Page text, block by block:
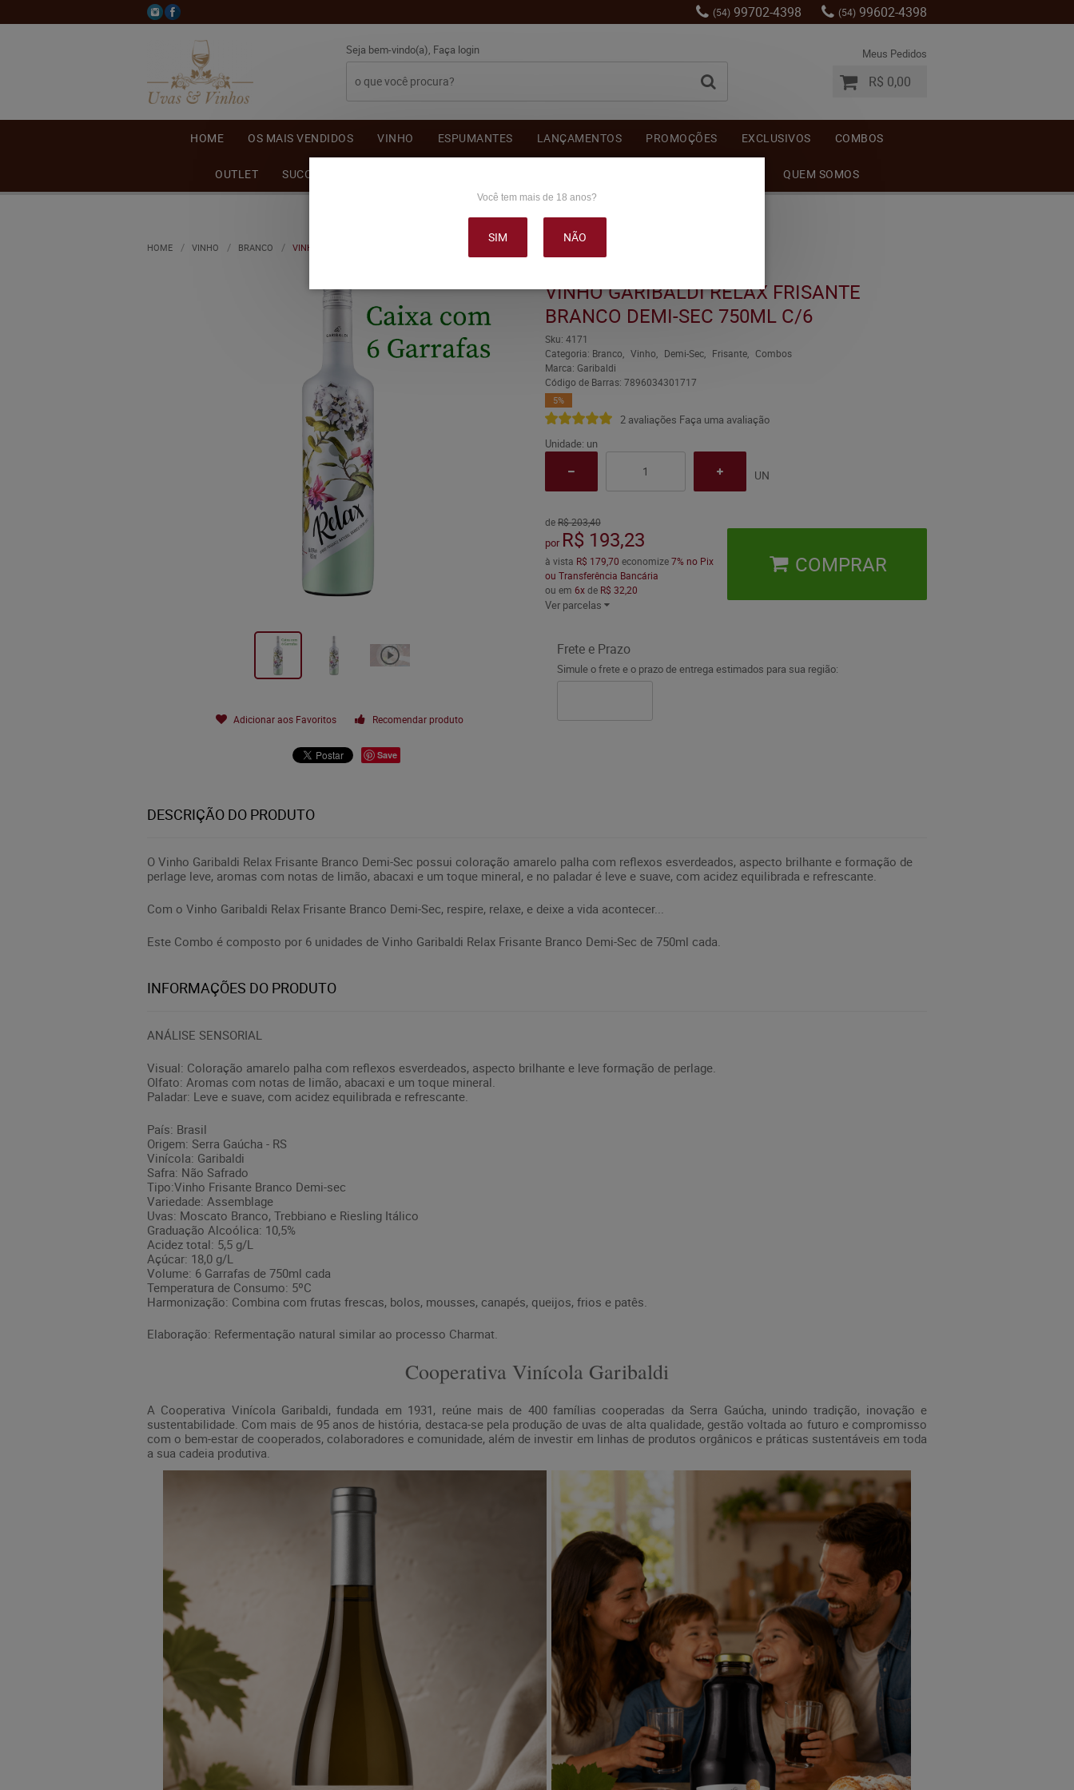
(54) 99702-4398 (54) 99602-4398
Seja bem-vindo(a), Faça login Meus Pedidos
R$ 0,00
HOME OS MAIS VENDIDOS VINHO ESPUMANTES LANÇAMENTOS PROMOÇÕES EXCLUSIVOS COMBOS
OUTLET SUCO DE UVA QUEM SOMOS
HOME VINHO BRANCO VINHO GARIBALDI RELAX FRISANTE BRANCO DEMI-SEC 750ML C/6
Adicionar aos Favoritos Recomendar produto
Save
VINHO GARIBALDI RELAX FRISANTE
BRANCO DEMI-SEC 750ML C/6
Sku: 4171
Categoria: Branco Vinho Demi-Sec Frisante
Combos
Marca: Garibaldi
Código de Barras: 7896034301717
5%
2 avaliações Faça uma avaliação
Unidade: un
UN
de R$ 203,40
por R$ 193,23
à vista R$ 179,70 economize7% no Pix
ou Transferência Bancária
ou em 6xde R$ 32,20
Ver parcelas
COMPRAR
Frete e Prazo
Simule o frete e o prazo de entrega estimados para sua região:
DESCRIÇÃO DO PRODUTO
O Vinho Garibaldi Relax Frisante Branco Demi-Sec possui coloração amarelo palha com reflexos esverdeados, aspecto brilhante e formação de
perlage leve, aromas com notas de limão, abacaxi e um toque mineral, e no paladar é leve e suave, com acidez equilibrada e refrescante.
Com o Vinho Garibaldi Relax Frisante Branco Demi-Sec, respire, relaxe, e deixe a vida acontecer...
Este Combo é composto por 6 unidades de Vinho Garibaldi Relax Frisante Branco Demi-Sec de 750ml cada.
INFORMAÇÕES DO PRODUTO
ANÁLISE SENSORIAL
Visual: Coloração amarelo palha com reflexos esverdeados, aspecto brilhante e leve formação de perlage.
Olfato: Aromas com notas de limão, abacaxi e um toque mineral.
Paladar: Leve e suave, com acidez equilibrada e refrescante.
País: Brasil
Origem: Serra Gaúcha - RS
Vinícola: Garibaldi
Safra: Não Safrado
Tipo:Vinho Frisante Branco Demi-sec
Variedade: Assemblage
Uvas: Moscato Branco, Trebbiano e Riesling Itálico
Graduação Alcoólica: 10,5%
Acidez total: 5,5 g/L
Açúcar: 18,0 g/L
Volume: 6 Garrafas de 750ml cada
Temperatura de Consumo: 5ºC
Harmonização: Combina com frutas frescas, bolos, mousses, canapés, queijos, frios e patês.
Elaboração: Refermentação natural similar ao processo Charmat.
Cooperativa Vinícola Garibaldi
A Cooperativa Vinícola Garibaldi, fundada em 1931, reúne mais de 400 famílias cooperadas da Serra Gaúcha, unindo tradição, inovação e
sustentabilidade. Com mais de 95 anos de história, destaca-se pela produção de uvas de alta qualidade, gestão voltada ao futuro e compromisso
com o bem-estar de cooperados, colaboradores e comunidade, além de investir em linhas de produtos orgânicos e práticas sustentáveis em toda
a sua cadeia produtiva.
Você tem mais de 18 anos?
SIM NÃO